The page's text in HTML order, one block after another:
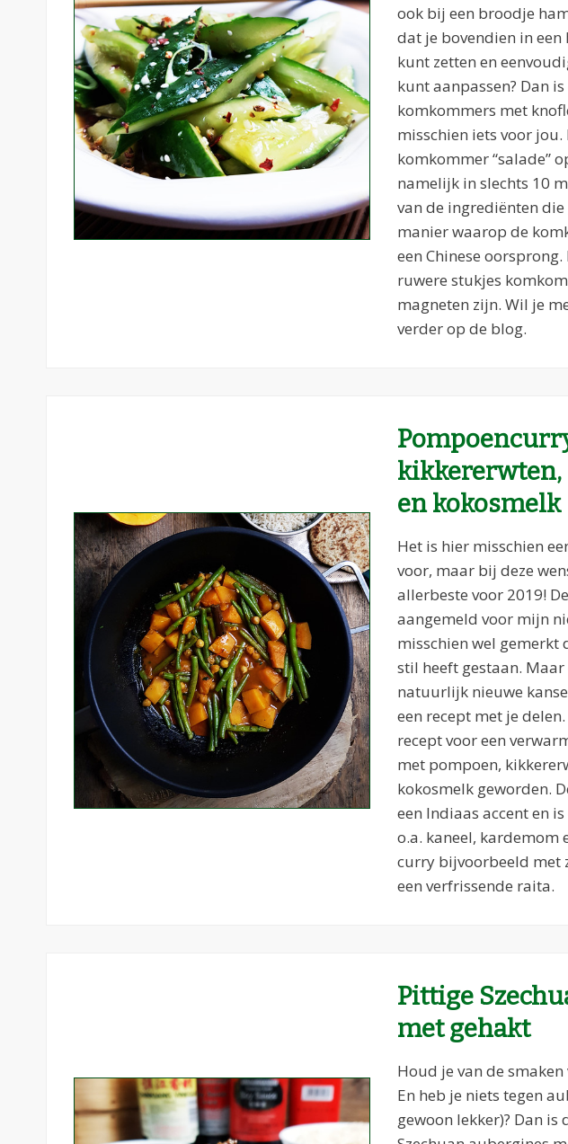
ook bij een broodje
dat je bovendien in
kunt zetten en
kunt aanpassen? Dan
komkommers met
misschien iets voor jou.
komkommer “salade”
namelijk in slechts 10
van de ingrediënten
manier waarop de
een Chinese
ruwere stukjes
magneten zijn. Wil je
verder op de blog.
kikkererwten,
en kokosmelk
Het is hier misschien
voor, maar bij deze
allerbeste voor 2019!
aangemeld voor mijn
misschien wel gemerkt
stil heeft gestaan.
natuurlijk nieuwe
een recept met je
recept voor een
met pompoen,
kokosmelk geworden.
een Indiaas accent en
o.a. kaneel, kardemom
curry bijvoorbeeld met
een verfrissende raita.
Pittige
met gehakt
Houd je van de smaken
En heb je niets tegen
gewoon lekker)? Dan